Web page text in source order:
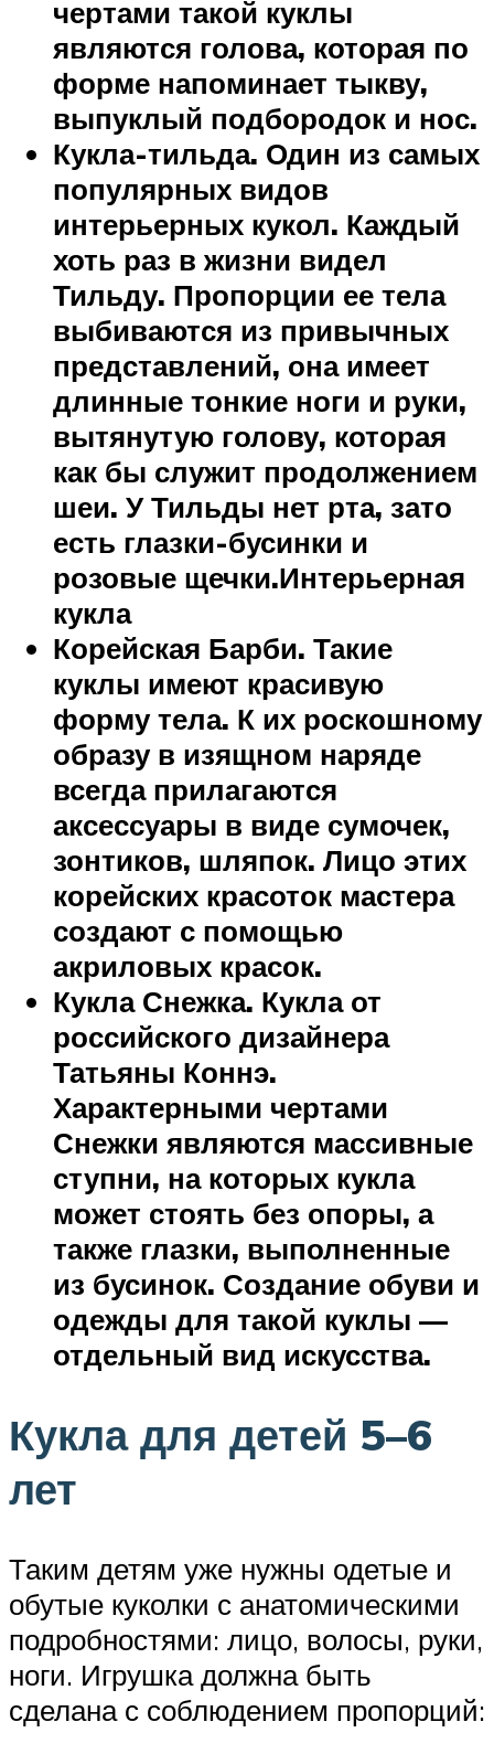
чертами такой куклы
являются голова, которая по
форме напоминает тыкву,
выпуклый подбородок и нос.
Кукла-тильда. Один из самых
популярных видов
интерьерных кукол. Каждый
хоть раз в жизни видел
Тильду. Пропорции ее тела
выбиваются из привычных
представлений, она имеет
длинные тонкие ноги и руки,
вытянутую голову, которая
как бы служит продолжением
шеи. У Тильды нет рта, зато
есть глазки-бусинки и
розовые щечки.Интерьерная
кукла
Корейская Барби. Такие
куклы имеют красивую
форму тела. К их роскошному
образу в изящном наряде
всегда прилагаются
аксессуары в виде сумочек,
зонтиков, шляпок. Лицо этих
корейских красоток мастера
создают с помощью
акриловых красок.
Кукла Снежка. Кукла от
российского дизайнера
Татьяны Коннэ.
Характерными чертами
Снежки являются массивные
ступни, на которых кукла
может стоять без опоры, а
также глазки, выполненные
из бусинок. Создание обуви и
одежды для такой куклы —
отдельный вид искусства.
Кукла для детей 5–6
лет
Таким детям уже нужны одетые и
обутые куколки с анатомическими
подробностями: лицо, волосы, руки,
ноги. Игрушка должна быть
сделана с соблюдением пропорций: